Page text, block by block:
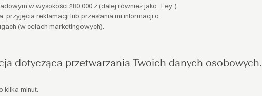
w wysokości 280 000 z (dalej również jako „Fey”)
reklamacji lub przesłania mi informacji o
(w celach marketingowych).
dotycząca przetwarzania Twoich danych osobowych.
kilka minut.